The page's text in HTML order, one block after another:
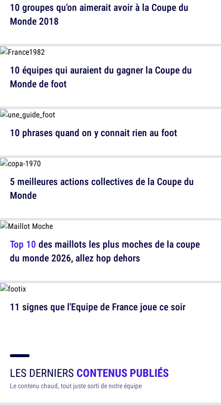
10 équipes qui auraient du gagner la Coupe du
Monde de foot
5 meilleures actions collectives de la Coupe du
Monde
11 signes que l'Equipe de France joue ce soir
10 groupes qu'on aimerait avoir à la Coupe du
Monde 2018
10 phrases quand on y connait rien au foot
Top 10 des maillots les plus moches de la coupe
du monde 2026, allez hop dehors
LES DERNIERS CONTENUS PUBLIÉS
Le contenu chaud, tout juste sorti de notre équipe